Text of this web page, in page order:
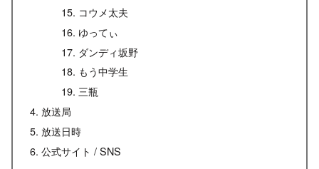
コウメ太夫
ゆってぃ
ダンディ坂野
もう中学生
三瓶
放送局
放送日時
公式サイト / SNS